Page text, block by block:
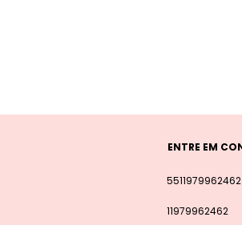
ENTRE EM
5511979962462
11979962462